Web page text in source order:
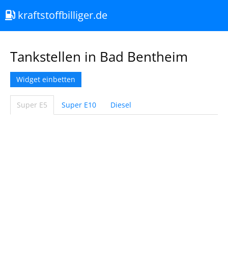
kraftstoffbilliger.de
Tankstellen in Bad Bentheim
Widget einbetten
Super E5 Super E10 Diesel